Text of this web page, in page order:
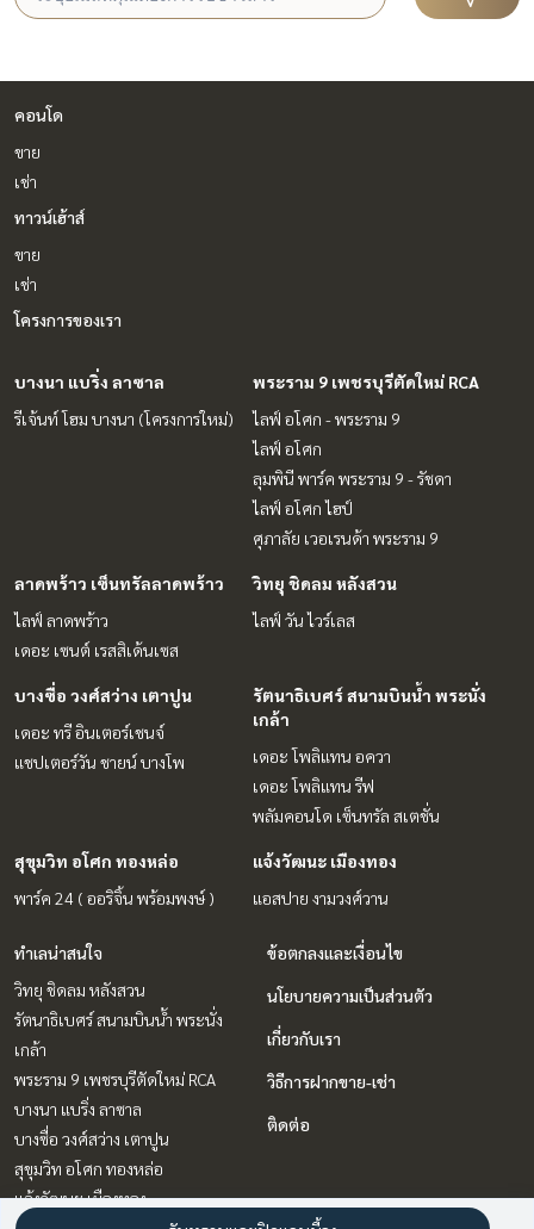
คอนโด
ขาย
เช่า
ทาวน์เฮ้าส์
ขาย
เช่า
โครงการของเรา
บางนา แบริ่ง ลาซาล
รีเจ้นท์ โฮม บางนา (โครงการใหม่)
พระราม 9 เพชรบุรีตัดใหม่ RCA
ไลฟ์ อโศก - พระราม 9
ไลฟ์ อโศก
ลุมพินี พาร์ค พระราม 9 - รัชดา
ไลฟ์ อโศก ไฮป์
ศุภาลัย เวอเรนด้า พระราม 9
ลาดพร้าว เซ็นทรัลลาดพร้าว
ไลฟ์ ลาดพร้าว
เดอะ เซนต์ เรสสิเด้นเซส
วิทยุ ชิดลม หลังสวน
ไลฟ์ วัน ไวร์เลส
บางซื่อ วงศ์สว่าง เตาปูน
เดอะ ทรี อินเตอร์เชนจ์
แชปเตอร์วัน ชายน์ บางโพ
รัตนาธิเบศร์ สนามบินน้ำ พระนั่ง
เกล้า
เดอะ โพลิแทน อควา
เดอะ โพลิแทน รีฟ
พลัมคอนโด เซ็นทรัล สเตชั่น
สุขุมวิท อโศก ทองหล่อ
พาร์ค 24 ( ออริจิ้น พร้อมพงษ์ )
แจ้งวัฒนะ เมืองทอง
แอสปาย งามวงศ์วาน
ทำเลน่าสนใจ
วิทยุ ชิดลม หลังสวน
รัตนาธิเบศร์ สนามบินน้ำ พระนั่ง
เกล้า
พระราม 9 เพชรบุรีตัดใหม่ RCA
บางนา แบริ่ง ลาซาล
บางซื่อ วงศ์สว่าง เตาปูน
สุขุมวิท อโศก ทองหล่อ
แจ้งวัฒนะ เมืองทอง
ข้อตกลงและเงื่อนไข
นโยบายความเป็นส่วนตัว
เกี่ยวกับเรา
วิธีการฝากขาย-เช่า
ติดต่อ